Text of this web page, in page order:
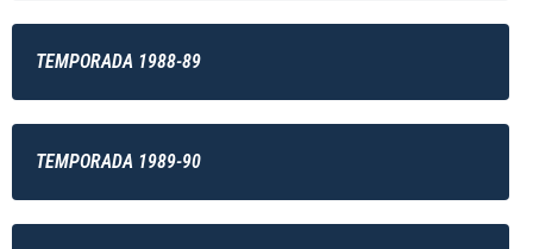
TEMPORADA 1988-89
TEMPORADA 1989-90